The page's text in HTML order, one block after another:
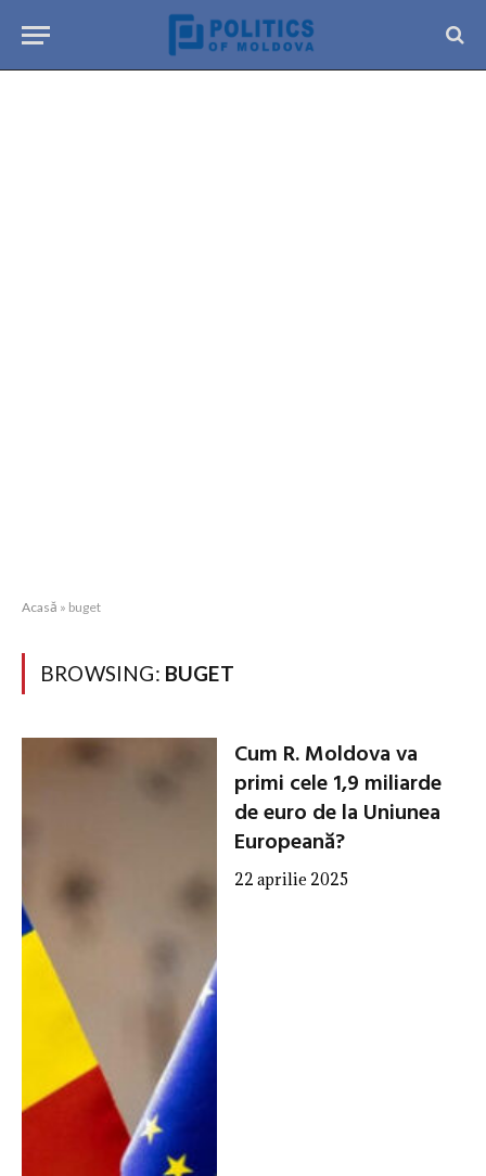
Acasă » buget
BROWSING: BUGET
Cum R. Moldova va
primi cele 1,9 miliarde
de euro de la Uniunea
Europeană?
22 aprilie 2025